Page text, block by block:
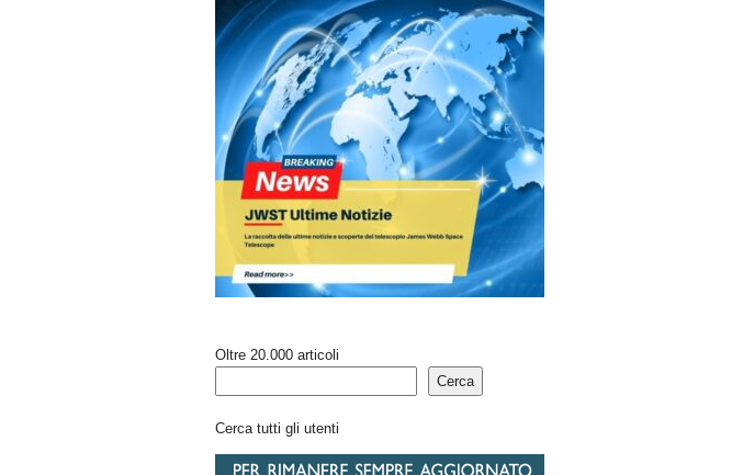
Oltre 20.000 articoli
Cerca
Cerca tutti gli utenti